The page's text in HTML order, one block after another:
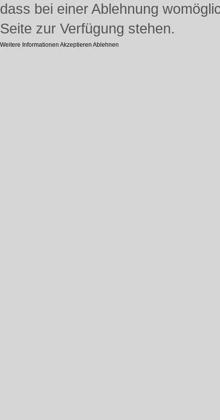
dass bei einer Ablehnung
Seite zur Verfügung stehen.
Weitere Informationen Akzeptieren Ablehnen